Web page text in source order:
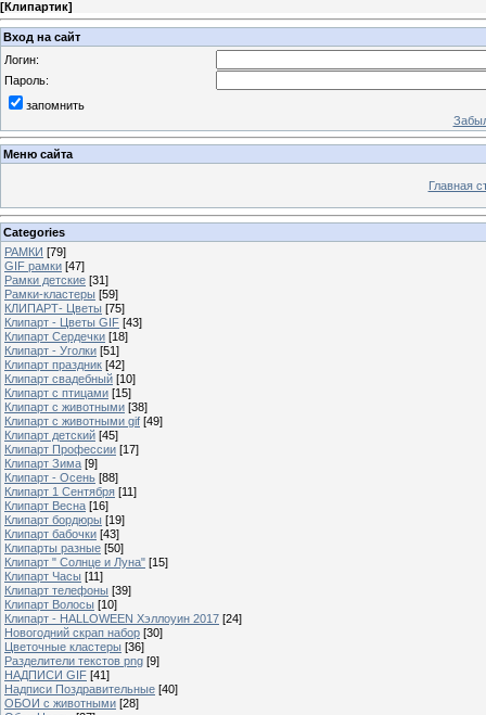
[Клипартик]
Вход на сайт
Логин:
Пароль:
запомнить
Меню сайта
Главная
Categories
РАМКИ [79]
GIF рамки [47]
Рамки детские [31]
Рамки-кластеры [59]
КЛИПАРТ- Цветы [75]
Клипарт - Цветы GIF [43]
Клипарт Сердечки [18]
Клипарт - Уголки [51]
Клипарт праздник [42]
Клипарт свадебный [10]
Клипарт с птицами [15]
Клипарт с животными [38]
Клипарт с животными gif [49]
Клипарт детский [45]
Клипарт Профессии [17]
Клипарт Зима [9]
Клипарт - Осень [88]
Клипарт 1 Сентября [11]
Клипарт Весна [16]
Клипарт бордюры [19]
Клипарт бабочки [43]
Клипарты разные [50]
Клипарт " Солнце и Луна" [15]
Клипарт Часы [11]
Клипарт телефоны [39]
Клипарт Волосы [10]
Клипарт - HALLOWEEN Хэллоуин 2017 [24]
Новогодний скрап набор [30]
Цветочные кластеры [36]
Разделители текстов png [9]
НАДПИСИ GIF [41]
Надписи Поздравительные [40]
ОБОИ с животными [28]